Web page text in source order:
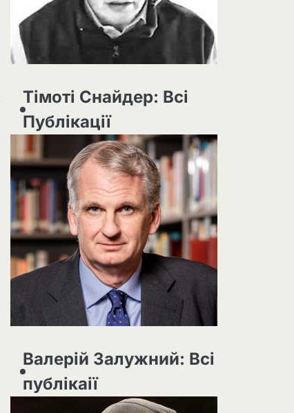
Тімоті Снайдер: Всі
Публікації
Валерій Залужний: Всі
публікаії